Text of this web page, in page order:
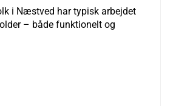
i Næstved har typisk arbejdet
– både funktionelt og